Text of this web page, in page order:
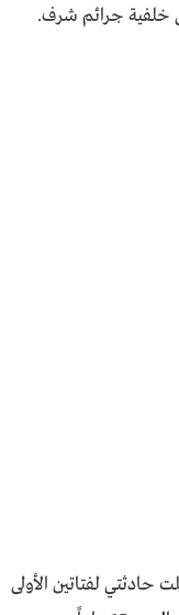
خلفية جرائم شرف.
لفتاتين الأولى